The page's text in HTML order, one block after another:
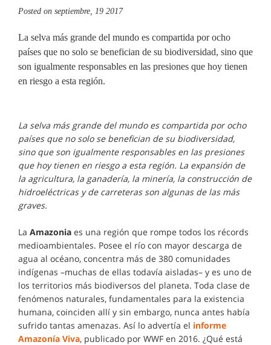
Posted on septiembre, 19 2017
La selva más grande del mundo es compartida por ocho
países que no solo se benefician de su biodiversidad, sino que
son igualmente responsables en las presiones que hoy tienen
en riesgo a esta región.
La selva más grande del mundo es compartida por ocho
países que no solo se benefician de su biodiversidad,
sino que son igualmente responsables en las presiones
que hoy tienen en riesgo a esta región. La expansión de
la agricultura, la ganadería, la minería, la construcción de
hidroeléctricas y de carreteras son algunas de las más
graves.
La Amazonia es una región que rompe todos los récords
medioambientales. Posee el río con mayor descarga de
agua al océano, concentra más de 380 comunidades
indígenas –muchas de ellas todavía aisladas– y es uno de
los territorios más biodiversos del planeta. Toda clase de
fenómenos naturales, fundamentales para la existencia
humana, coinciden allí y sin embargo, nunca antes había
sufrido tantas amenazas. Así lo advertía el informe
Amazonía Viva, publicado por WWF en 2016. ¿Qué está